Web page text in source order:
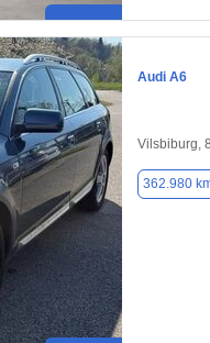
Audi A6
Vilsbiburg,
362.980